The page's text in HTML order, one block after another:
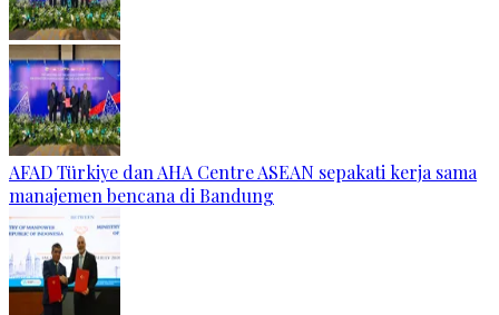
AFAD Türkiye dan AHA Centre ASEAN sepakati kerja sama
manajemen bencana di Bandung